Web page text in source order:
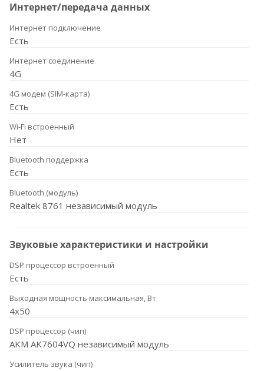
Интернет/передача данных
Интернет подключение
Есть
Интернет соединение
4G
4G модем (SIM-карта)
Есть
Wi-Fi встроенный
Нет
Bluetooth поддержка
Есть
Bluetooth (модуль)
Realtek 8761 независимый модуль
Звуковые характеристики и настройки
DSP процессор встроенный
Есть
Выходная мощность максимальная, Вт
4x50
DSP процессор (чип)
AKM AK7604VQ независимый модуль
Усилитель звука (чип)